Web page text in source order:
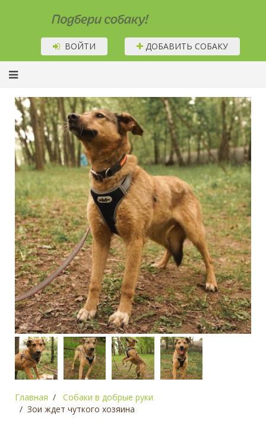
Подбери собаку!
ВОЙТИ ДОБАВИТЬ СОБАКУ
Главная
Собаки в добрые руки
Зои ждет чуткого хозяина